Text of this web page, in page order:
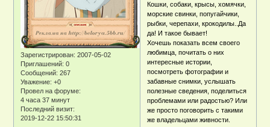
Зарегистрирован: 2007-05-02
Приглашений: 0
Сообщений: 267
Уважение: +0
Провел на форуме:
4 часа 37 минут
Последний визит:
2019-12-22 15:50:31
Кошки, собаки, крысы, хомячки,
морские свинки, попугайчики,
рыбки, черепахи, крокодилы..Да
да! И такое бывает!
Хочешь показать всем своего
любимца, почитать о них
интересные истории,
посмотреть фотографии и
забавные снимки, услышать
полезные сведения, поделиться
проблемами или радостью? Или
же просто поговорить с такими
же владельцами живности.